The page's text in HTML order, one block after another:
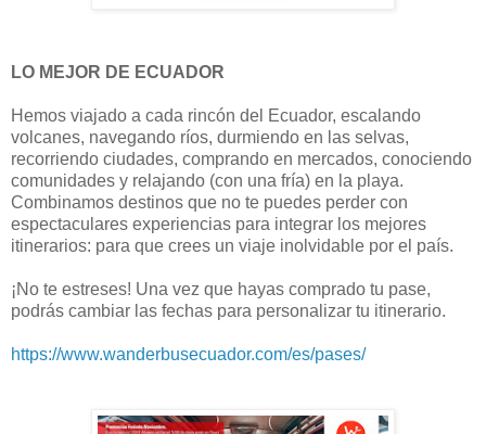
LO MEJOR DE ECUADOR
Hemos viajado a cada rincón del Ecuador, escalando
volcanes, navegando ríos, durmiendo en las selvas,
recorriendo ciudades, comprando en mercados, conociendo
comunidades y relajando (con una fría) en la playa.
Combinamos destinos que no te puedes perder con
espectaculares experiencias para integrar los mejores
itinerarios: para que crees un viaje inolvidable por el país.
¡No te estreses! Una vez que hayas comprado tu pase,
podrás cambiar las fechas para personalizar tu itinerario.
https://www.wanderbusecuador.com/es/pases/